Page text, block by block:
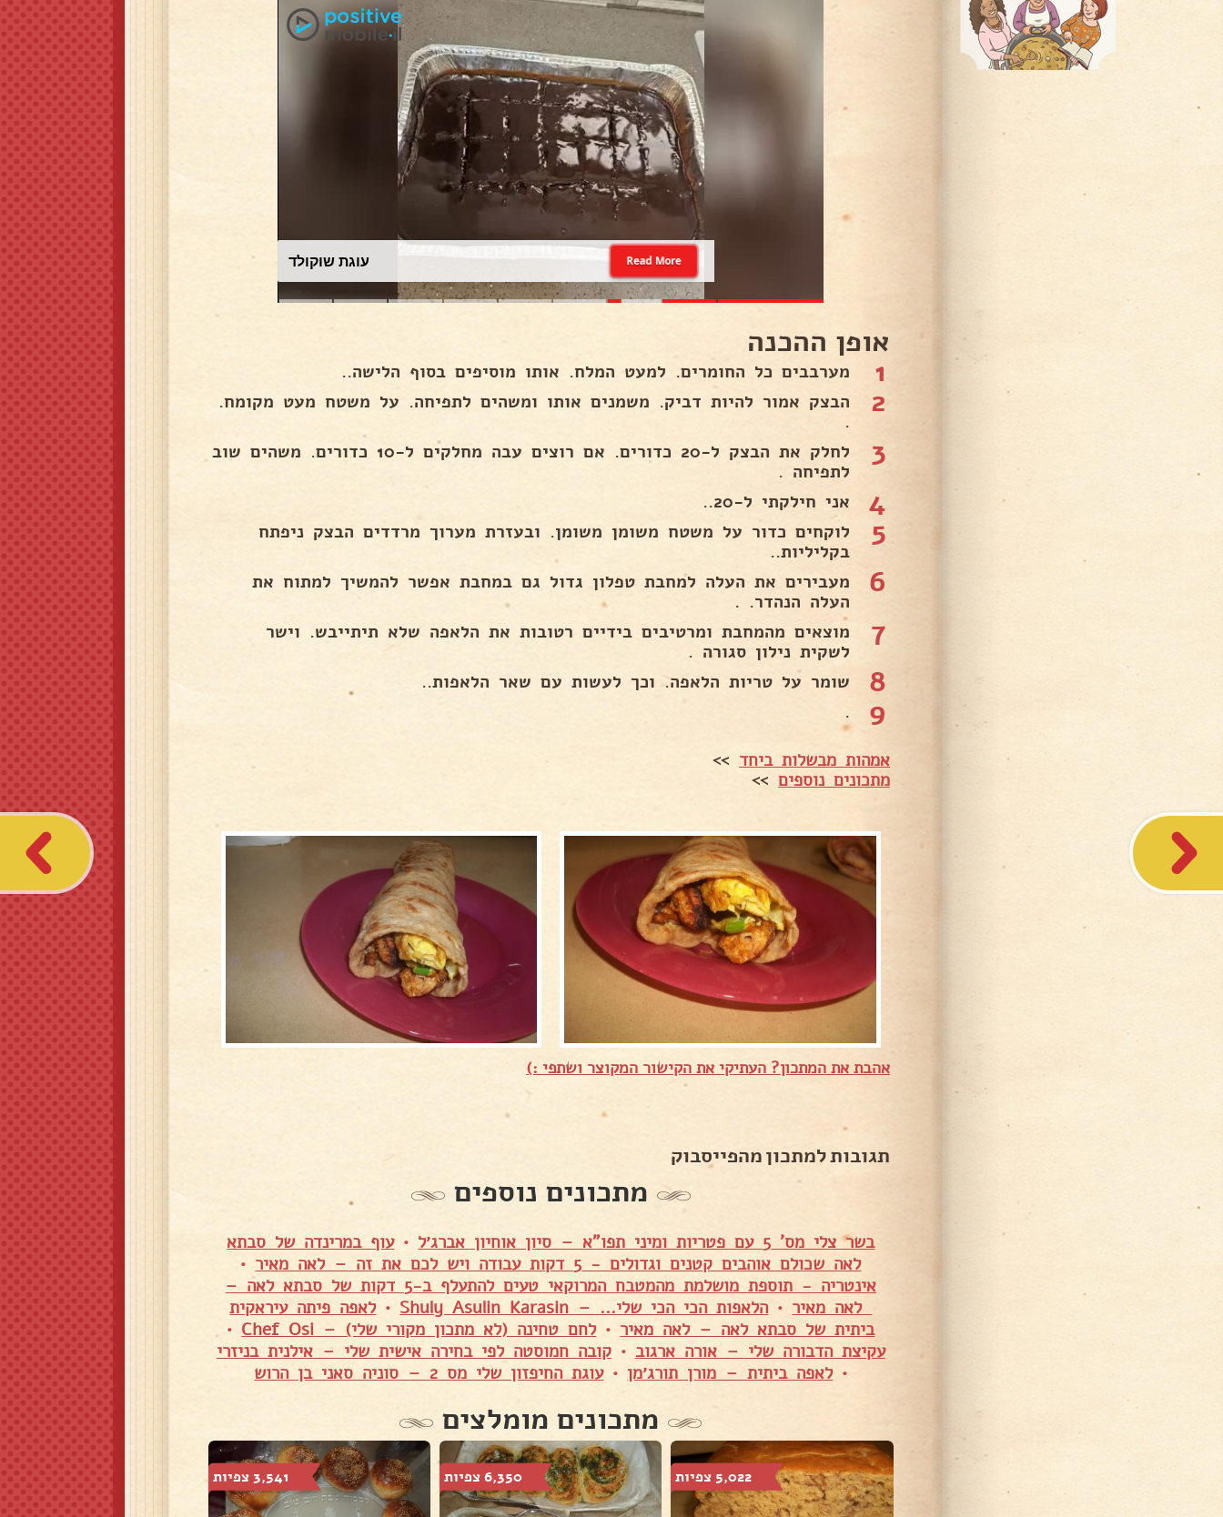
עוגת שוקולד Read More
אופן ההכנה
1 מערבבים כל החומרים. למעט המלח. אותו מוסיפים בסוף הלישה..
2
הבצק אמור להיות דביק. משמנים אותו ומשהים לתפיחה. על משטח מעט מקומח.
.
3
לחלק את הבצק ל-20 כדורים. אם רוצים עבה מחלקים ל-10 כדורים. משהים שוב
לתפיחה .
4 אני חילקתי ל-20..
5
לוקחים כדור על משטח משומן משומן. ובעזרת מערוך מרדדים הבצק ניפתח
בקליליות..
6
מעבירים את העלה למחבת טפלון גדול גם במחבת אפשר להמשיך למתוח את
העלה הנהדר. .
7
מוצאים מהמחבת ומרטיבים בידיים רטובות את הלאפה שלא תיתייבש. וישר
לשקית נילון סגורה .
8 שומר על טריות הלאפה. וכך לעשות עם שאר הלאפות..
9
.
אמהות מבשלות ביחד >>
מתכונים נוספים>>
אהבת את המתכון? העתיקי את הקישור המקוצר ושתפי :)
תגובות למתכון מהפייסבוק
מתכונים נוספים
בשר צלי מס' 5 עם פטריות ומיני תפו"א – סיון אוחיון אברג׳ל •עוף במרינדה של סבתא
לאה שכולם אוהבים קטנים וגדולים - 5 דקות עבודה ויש לכם את זה – לאה מאיר
•
אינטריה - תוספת מושלמת מהמטבח המרוקאי טעים להתעלף ב-5 דקות של סבתא לאה –
לאה מאיר •הלאפות הכי הכי שלי... – Shuly Asulin Karasin • לאפה פיתה עיראקית
ביתית של סבתא לאה – לאה מאיר • לחם טחינה (לא מתכון מקורי שלי) – Chef Osi
•
עקיצת הדבורה שלי – אורה ארגוב •קובה חמוסטה לפי בחירה אישית שלי – אילנית בניזרי
• לאפה ביתית – מורן תורג׳מן •עוגת החיפזון שלי מס 2 – סוניה סאני בן הרוש
מתכונים מומלצים
5,022 צפיות 6,350 צפיות 3,541 צפיות